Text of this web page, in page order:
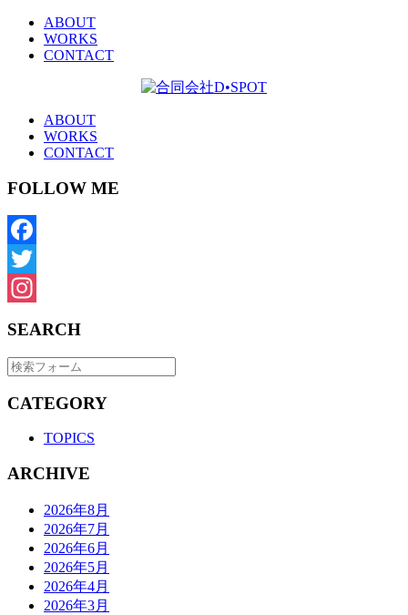
ABOUT
WORKS
CONTACT
ABOUT
WORKS
CONTACT
FOLLOW ME
Facebook
Twitter
SEARCH
CATEGORY
TOPICS
ARCHIVE
2026年8月
2026年7月
2026年6月
2026年5月
2026年4月
2026年3月